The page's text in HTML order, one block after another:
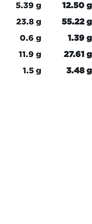
5.39 g
12.50 g
23.8 g
55.22 g
0.6 g
1.39 g
11.9 g
27.61 g
1.5 g 3.48 g